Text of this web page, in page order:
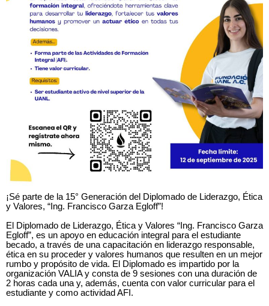
¡Sé parte de la 15° Generación del Diplomado de Liderazgo, Ética
y Valores, “Ing. Francisco Garza Egloff”!
El Diplomado de Liderazgo, Ética y Valores “Ing. Francisco Garza
Egloff”, es un apoyo en educación integral para el estudiante
becado, a través de una capacitación en liderazgo responsable,
ética en su proceder y valores humanos que resulten en un mejor
rumbo y propósito de vida. El Diplomado es impartido por la
organización VALIA y consta de 9 sesiones con una duración de
2 horas cada una y, además, cuenta con valor curricular para el
estudiante y como actividad AFI.